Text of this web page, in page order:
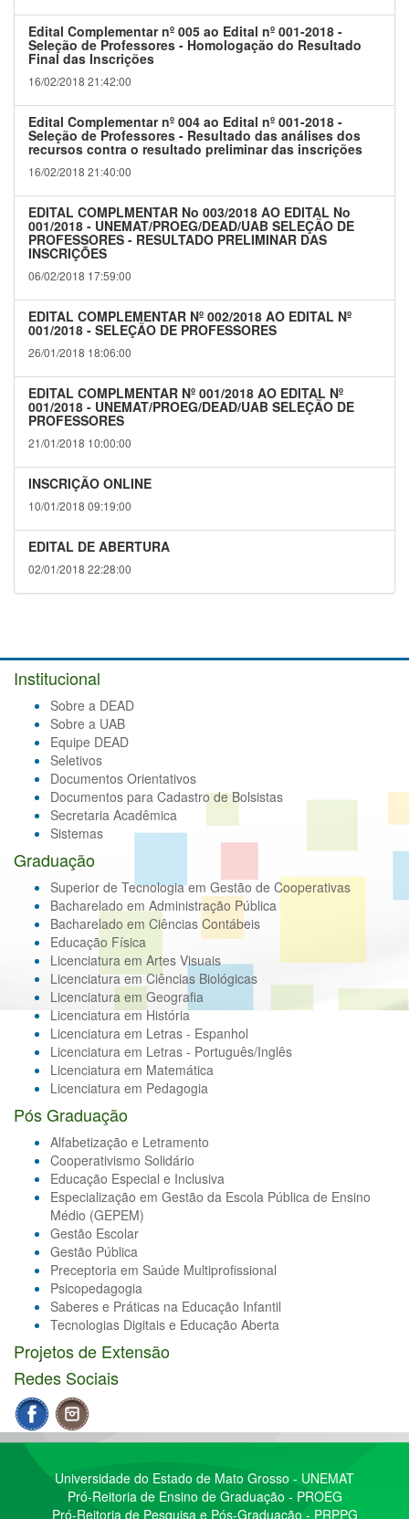
Edital Complementar nº 005 ao Edital nº 001-2018 -
Seleção de Professores - Homologação do Resultado
Final das Inscrições
16/02/2018 21:42:00
Edital Complementar nº 004 ao Edital nº 001-2018 -
Seleção de Professores - Resultado das análises dos
recursos contra o resultado preliminar das inscrições
16/02/2018 21:40:00
EDITAL COMPLMENTAR No 003/2018 AO EDITAL No
001/2018 - UNEMAT/PROEG/DEAD/UAB SELEÇÃO DE
PROFESSORES - RESULTADO PRELIMINAR DAS
INSCRIÇÕES
06/02/2018 17:59:00
EDITAL COMPLEMENTAR Nº 002/2018 AO EDITAL Nº
001/2018 - SELEÇÃO DE PROFESSORES
26/01/2018 18:06:00
EDITAL COMPLMENTAR Nº 001/2018 AO EDITAL Nº
001/2018 - UNEMAT/PROEG/DEAD/UAB SELEÇÃO DE
PROFESSORES
21/01/2018 10:00:00
INSCRIÇÃO ONLINE
10/01/2018 09:19:00
EDITAL DE ABERTURA
02/01/2018 22:28:00
Institucional
Sobre a DEAD
Sobre a UAB
Equipe DEAD
Seletivos
Documentos Orientativos
Documentos para Cadastro de Bolsistas
Secretaria Acadêmica
Sistemas
Graduação
Superior de Tecnologia em Gestão de Cooperativas
Bacharelado em Administração Pública
Bacharelado em Ciências Contábeis
Educação Física
Licenciatura em Artes Visuais
Licenciatura em Ciências Biológicas
Licenciatura em Geografia
Licenciatura em História
Licenciatura em Letras - Espanhol
Licenciatura em Letras - Português/Inglês
Licenciatura em Matemática
Licenciatura em Pedagogia
Pós Graduação
Alfabetização e Letramento
Cooperativismo Solidário
Educação Especial e Inclusiva
Especialização em Gestão da Escola Pública de Ensino
Médio (GEPEM)
Gestão Escolar
Gestão Pública
Preceptoria em Saúde Multiprofissional
Psicopedagogia
Saberes e Práticas na Educação Infantil
Tecnologias Digitais e Educação Aberta
Projetos de Extensão
Redes Sociais
Universidade do Estado de Mato Grosso - UNEMAT
Pró-Reitoria de Ensino de Graduação - PROEG
Pró-Reitoria de Pesquisa e Pós-Graduação - PRPPG